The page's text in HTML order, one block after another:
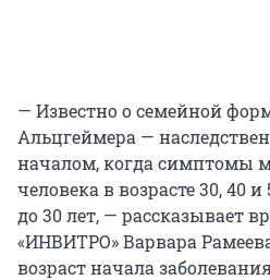
— Известно о семейной
Альцгеймера —
началом, когда симптомы
человека в возрасте 30, 40
до 30 лет, — рассказывает
«ИНВИТРО» Варвара
возраст начала